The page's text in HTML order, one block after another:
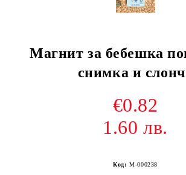
Магнит за бебешка
снимка и
€0.82
1.60 лв.
Код: M-000238